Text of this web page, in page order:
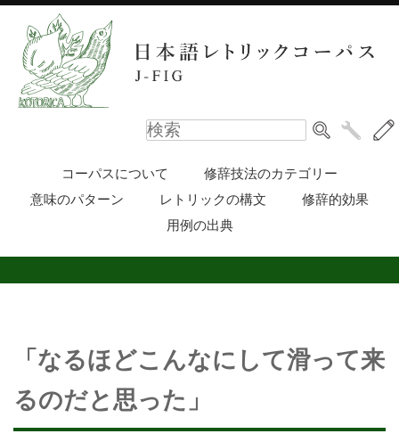
コーパスについて
修辞技法のカテゴリー
意味のパターン
レトリックの構文
修辞的効果
用例の出典
「なるほどこんなにして滑って来
るのだと思った」